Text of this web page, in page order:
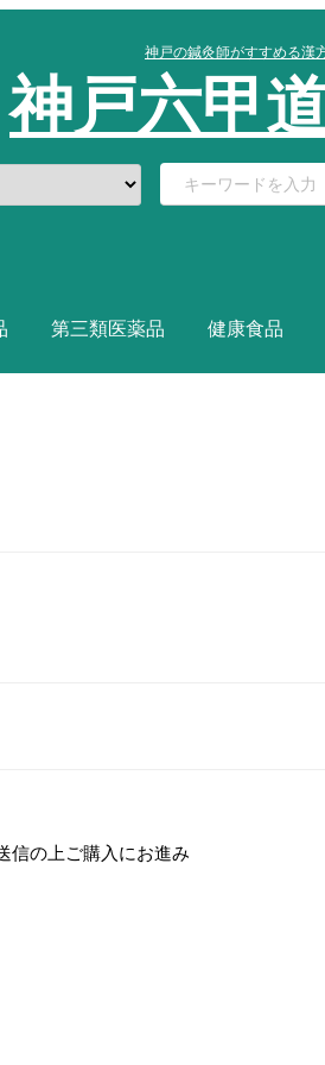
神戸の鍼灸師がすすめる漢
神戸六甲
第三類医薬品 健康食品